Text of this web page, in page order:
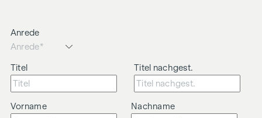
Anrede
Titel Titel nachgest.
Vorname Nachname